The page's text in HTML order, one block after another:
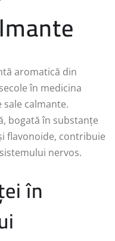
aromatică din
în medicina
calmante.
bogată în substanțe
flavonoide, contribuie
nervos.
în